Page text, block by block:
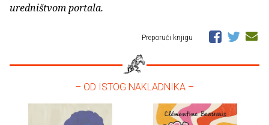
uredništvom portala.
Preporuči knjigu
– OD ISTOG NAKLADNIKA –